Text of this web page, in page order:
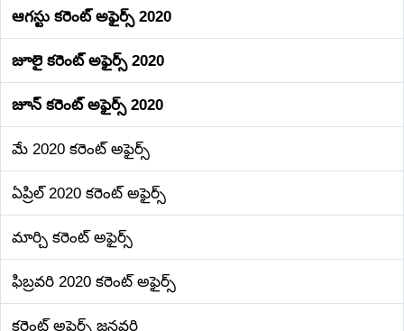
ఆగస్టు కరెంట్‌ అఫైర్స్‌ 2020
జూలై కరెంట్‌ అఫైర్స్‌ 2020
జూన్ కరెంట్‌ అఫైర్స్‌ 2020
మే 2020 కరెంట్‌ అఫైర్స్‌
ఏప్రిల్ 2020 కరెంట్‌ అఫైర్స్‌
మార్చి కరెంట్‌ అఫైర్స్‌
ఫిబ్రవరి 2020 కరెంట్‌ అఫైర్స్‌
కరెంట్ అఫైర్స్ జనవరి